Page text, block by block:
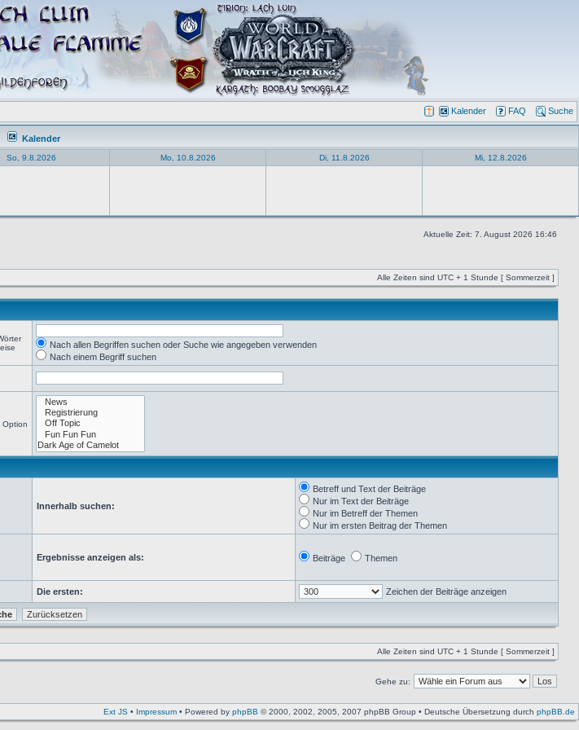
Kalender FAQ Suche
Kalender
So, 9.8.2026 Mo, 10.8.2026 Di, 11.8.2026 Mi, 12.8.2026
Aktuelle Zeit: 7. August 2026 16:46
Alle Zeiten sind UTC + 1 Stunde [ Sommerzeit ]
Nach allen Begriffen suchen oder Suche wie angegeben verwenden
Nach einem Begriff suchen
Option
Innerhalb suchen:
Betreff und Text der Beiträge
Nur im Text der Beiträge
Nur im Betreff der Themen
Nur im ersten Beitrag der Themen
Ergebnisse anzeigen als: Beiträge Themen
Die ersten: Zeichen der Beiträge anzeigen
Alle Zeiten sind UTC + 1 Stunde [ Sommerzeit ]
Gehe zu:
Ext JS • Impressum • Powered by phpBB © 2000, 2002, 2005, 2007 phpBB Group • Deutsche Übersetzung durch phpBB.de